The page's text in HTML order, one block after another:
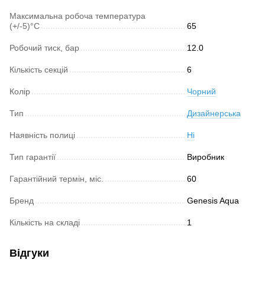
Максимальна робоча температура
(+/-5)°C
65
Робочий тиск, бар 12.0
Кількість секцій 6
Колір Чорний
Тип Дизайнерська
Наявність полиці Ні
Тип гарантії Виробник
Гарантійний термін, міс. 60
Бренд Genesis Aqua
Кількість на складі 1
Відгуки